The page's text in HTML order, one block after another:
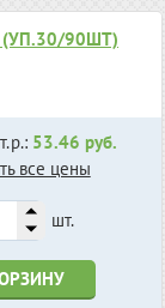
90ШТ)
53.46 руб.
все цены
шт.